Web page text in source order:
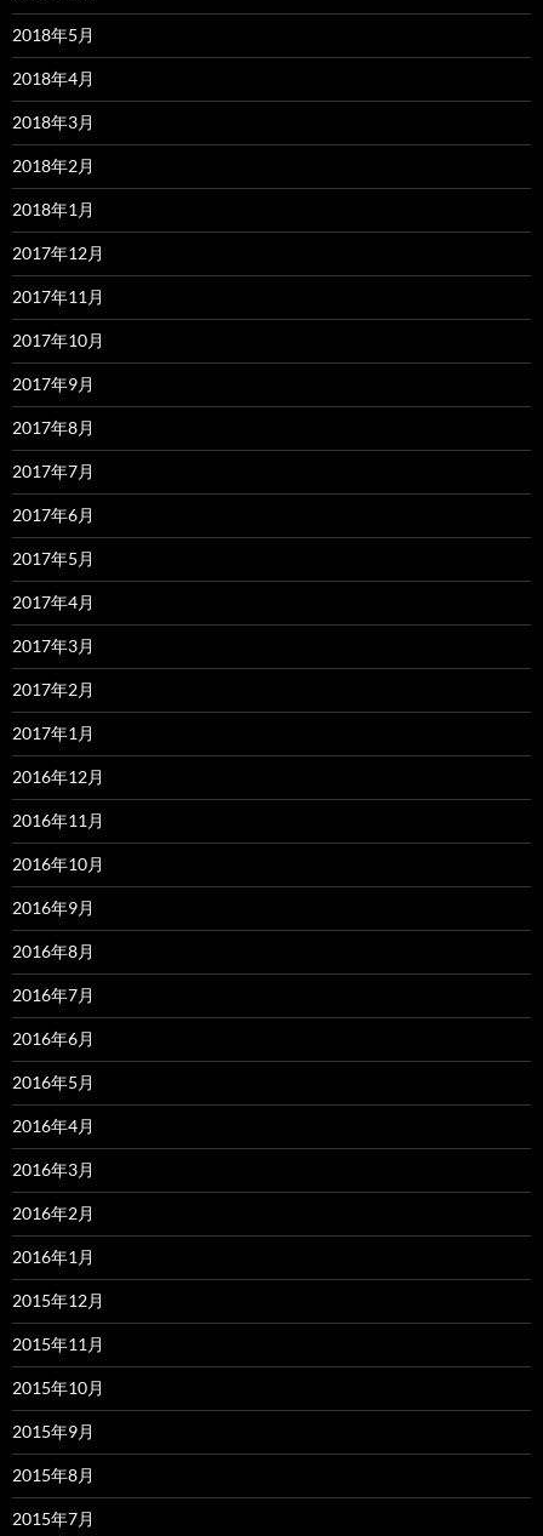
2018年5月
2018年4月
2018年3月
2018年2月
2018年1月
2017年12月
2017年11月
2017年10月
2017年9月
2017年8月
2017年7月
2017年6月
2017年5月
2017年4月
2017年3月
2017年2月
2017年1月
2016年12月
2016年11月
2016年10月
2016年9月
2016年8月
2016年7月
2016年6月
2016年5月
2016年4月
2016年3月
2016年2月
2016年1月
2015年12月
2015年11月
2015年10月
2015年9月
2015年8月
2015年7月